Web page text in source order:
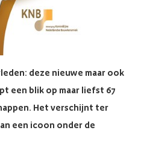
deze nieuwe maar ook
een blik op maar liefst 67
Het verschijnt ter
een icoon onder de